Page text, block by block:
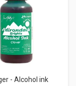
- Alcohol ink